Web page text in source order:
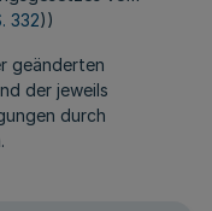
332))
geänderten
der jeweils
durch